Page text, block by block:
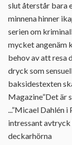
slut återstår bara
minnena hinner
serien om
mycket angenäm
behov av att resa
dryck som
baksidestexten
Magazine”Det är
...”Micael Dahlén
intressant avtryck
deckarhörna